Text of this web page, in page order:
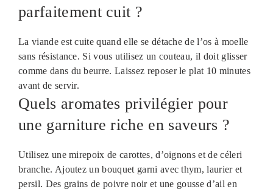
parfaitement cuit ?
La viande est cuite quand elle se détache de l’os à moelle
sans résistance. Si vous utilisez un couteau, il doit glisser
comme dans du beurre. Laissez reposer le plat 10 minutes
avant de servir.
Quels aromates privilégier pour
une garniture riche en saveurs ?
Utilisez une mirepoix de carottes, d’oignons et de céleri
branche. Ajoutez un bouquet garni avec thym, laurier et
persil. Des grains de poivre noir et une gousse d’ail en